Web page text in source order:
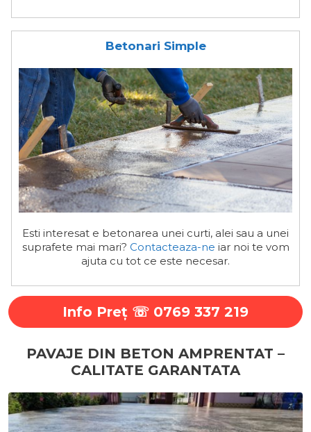
Betonari Simple
Esti interesat e betonarea unei curti, alei sau a unei
suprafete mai mari? Contacteaza-ne iar noi te vom
ajuta cu tot ce este necesar.
Info Preţ ☏ 0769 337 219
PAVAJE DIN BETON AMPRENTAT –
CALITATE GARANTATA